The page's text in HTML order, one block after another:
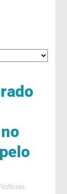
Notícias